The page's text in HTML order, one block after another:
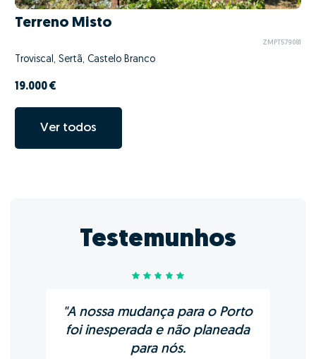
Terreno Misto
ZMPT579081
Troviscal, Sertã, Castelo Branco
19.000 €
Ver todos
Testemunhos
"A nossa mudança para o Porto
foi inesperada e não planeada
para nós.